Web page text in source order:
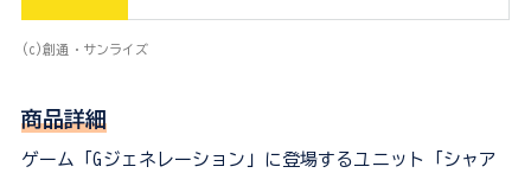
(c)創通・サンライズ
商品詳細
ゲーム「Gジェネレーション」に登場するユニット「シャア